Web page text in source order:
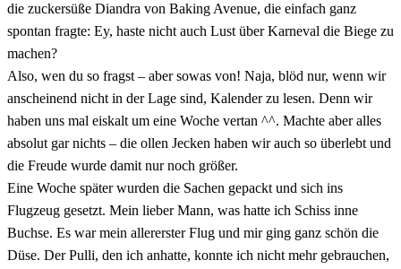
die zuckersüße Diandra von Baking Avenue, die einfach ganz
spontan fragte: Ey, haste nicht auch Lust über Karneval die Biege zu
machen?
Also, wen du so fragst – aber sowas von! Naja, blöd nur, wenn wir
anscheinend nicht in der Lage sind, Kalender zu lesen. Denn wir
haben uns mal eiskalt um eine Woche vertan ^^. Machte aber alles
absolut gar nichts – die ollen Jecken haben wir auch so überlebt und
die Freude wurde damit nur noch größer.
Eine Woche später wurden die Sachen gepackt und sich ins
Flugzeug gesetzt. Mein lieber Mann, was hatte ich Schiss inne
Buchse. Es war mein allererster Flug und mir ging ganz schön die
Düse. Der Pulli, den ich anhatte, konnte ich nicht mehr gebrauchen,